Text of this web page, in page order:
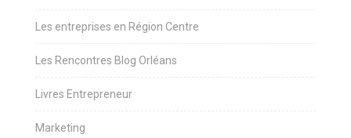
Les entreprises en Région Centre
Les Rencontres Blog Orléans
Livres Entrepreneur
Marketing